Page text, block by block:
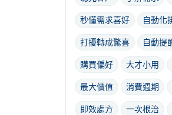
秒懂需求喜好
自動化
打擾轉成驚喜
自動提
購買偏好
大才小用
最大價值
消費週期
即效處方
一次根治